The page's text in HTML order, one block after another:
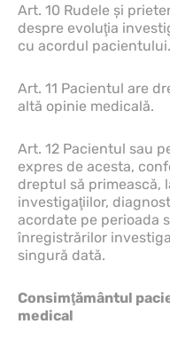
Art. 10 Rudele şi
despre evoluţia
cu acordul pacientului.
Art. 11 Pacientul are
altă opinie medicală.
Art. 12 Pacientul sau
expres de acesta,
dreptul să primească,
investigaţiilor,
acordate pe perioada
înregistrărilor
singură dată.
Consimţământul
medical